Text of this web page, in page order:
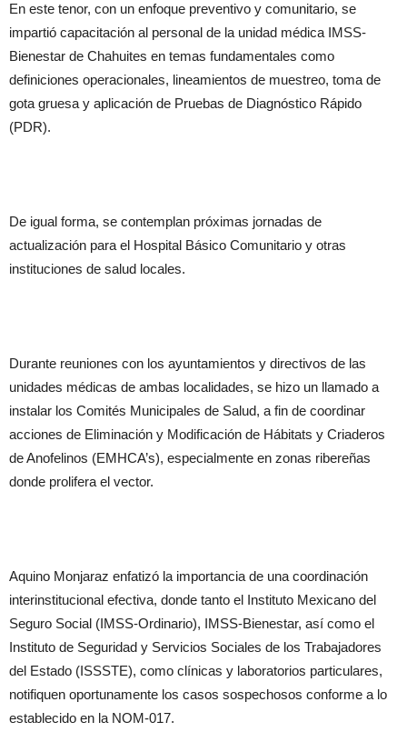
En este tenor, con un enfoque preventivo y comunitario, se
impartió capacitación al personal de la unidad médica IMSS-
Bienestar de Chahuites en temas fundamentales como
definiciones operacionales, lineamientos de muestreo, toma de
gota gruesa y aplicación de Pruebas de Diagnóstico Rápido
(PDR).
De igual forma, se contemplan próximas jornadas de
actualización para el Hospital Básico Comunitario y otras
instituciones de salud locales.
Durante reuniones con los ayuntamientos y directivos de las
unidades médicas de ambas localidades, se hizo un llamado a
instalar los Comités Municipales de Salud, a fin de coordinar
acciones de Eliminación y Modificación de Hábitats y Criaderos
de Anofelinos (EMHCA’s), especialmente en zonas ribereñas
donde prolifera el vector.
Aquino Monjaraz enfatizó la importancia de una coordinación
interinstitucional efectiva, donde tanto el Instituto Mexicano del
Seguro Social (IMSS-Ordinario), IMSS-Bienestar, así como el
Instituto de Seguridad y Servicios Sociales de los Trabajadores
del Estado (ISSSTE), como clínicas y laboratorios particulares,
notifiquen oportunamente los casos sospechosos conforme a lo
establecido en la NOM-017.